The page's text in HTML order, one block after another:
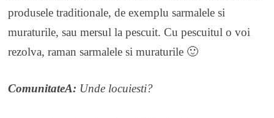
produsele traditionale, de exemplu sarmalele si
muraturile, sau mersul la pescuit. Cu pescuitul o voi
rezolva, raman sarmalele si muraturile 🙂
ComunitateA: Unde locuiesti?